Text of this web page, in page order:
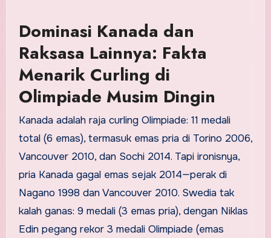
Dominasi Kanada dan
Raksasa Lainnya: Fakta
Menarik Curling di
Olimpiade Musim Dingin
Kanada adalah raja curling Olimpiade: 11 medali
total (6 emas), termasuk emas pria di Torino 2006,
Vancouver 2010, dan Sochi 2014. Tapi ironisnya,
pria Kanada gagal emas sejak 2014—perak di
Nagano 1998 dan Vancouver 2010. Swedia tak
kalah ganas: 9 medali (3 emas pria), dengan Niklas
Edin pegang rekor 3 medali Olimpiade (emas